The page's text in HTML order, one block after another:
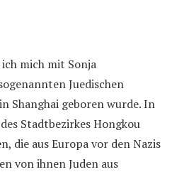
mich mit Sonja
Juedischen
Shanghai geboren wurde. In
Stadtbezirkes Hongkou
die aus Europa vor den Nazis
von ihnen Juden aus